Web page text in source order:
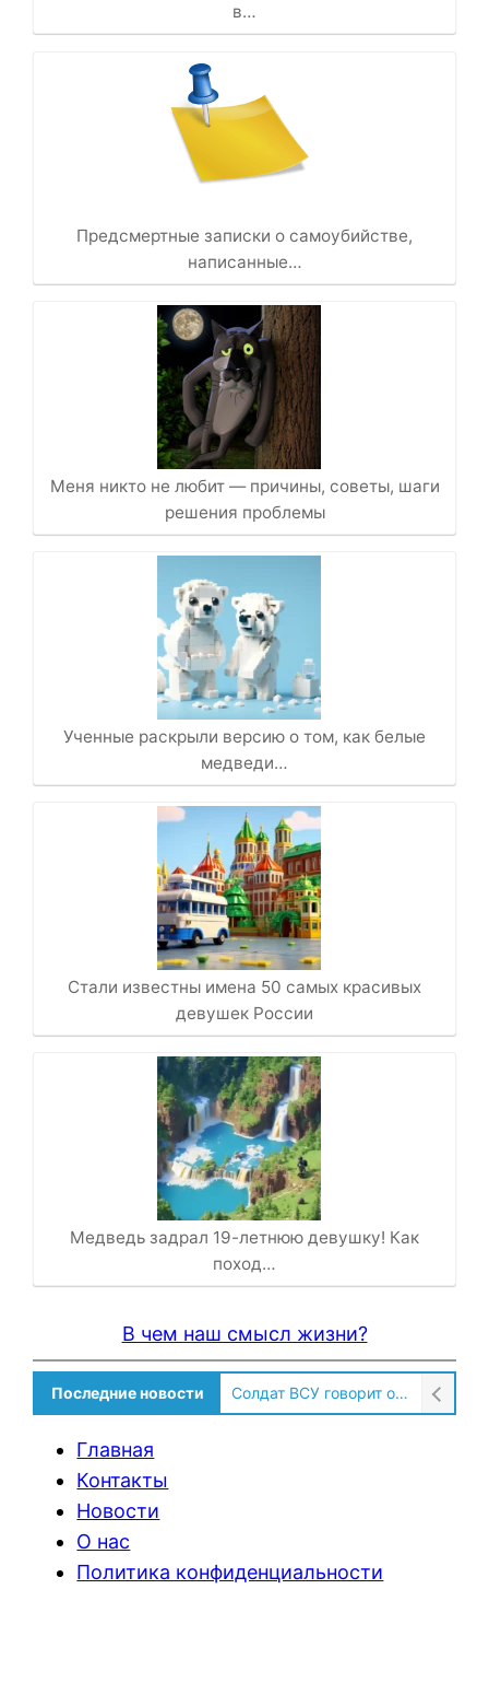
в…
Предсмертные записки о самоубийстве,
написанные…
Меня никто не любит — причины, советы, шаги
решения проблемы
Ученные раскрыли версию о том, как белые
медведи…
Стали известны имена 50 самых красивых
девушек России
Медведь задрал 19-летнюю девушку! Как
поход…
В чем наш смысл жизни?
Последние новости Солдат ВСУ говорит о том, чтобы продавали топливо для ремонта техники в Угледаре
Главная
Контакты
Новости
О нас
Политика конфиденциальности